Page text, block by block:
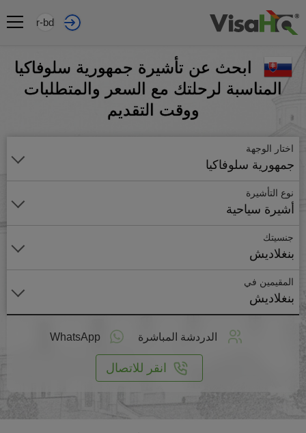
ar-bd
ابحث عن تأشيرة جمهورية سلوفاكيا
المناسبة لرحلتك مع السعر والمتطلبات
ووقت التقديم
اختار الوجهة
جمهورية سلوفاكيا
نوع التأشيرة
أشيرة سياحية
جنسيتك
بنغلاديش
المقيمين في
بنغلاديش
الدردشة المباشرة WhatsApp
انقر للاتصال